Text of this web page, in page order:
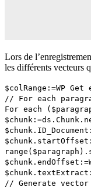
Lors de
les différents vecteurs
$colRange :=WP Get
// For each
For each (
$chunk :=ds . Chunk .
$chunk . ID_Document
$chunk . startOffset
range ( $paragraph ).
$chunk . endOffset :=
$chunk . textExtract
// Generate vector